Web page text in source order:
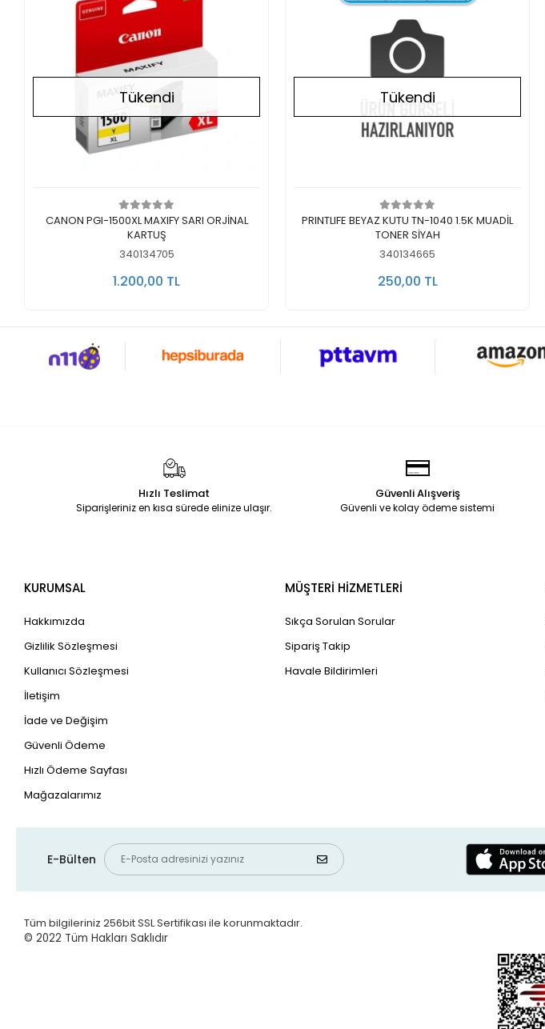
Stokta Yok
Tükendi
CANON PGI-1500XL MAXIFY SARI ORJİNAL
KARTUŞ
340134705
1.200,00 TL
Stokta Yok
Tükendi
PRINTLIFE BEYAZ KUTU TN-1040 1.5K MUADİL
TONER SİYAH
340134665
250,00 TL
Hızlı Teslimat
Siparişleriniz en kısa sürede elinize ulaşır.
Güvenli Alışveriş
Güvenli ve kolay ödeme sistemi
KURUMSAL
Hakkımızda
Gizlilik Sözleşmesi
Kullanıcı Sözleşmesi
İletişim
İade ve Değişim
Güvenli Ödeme
Hızlı Ödeme Sayfası
Mağazalarımız
MÜŞTERİ HİZMETLERİ
Sıkça Sorulan Sorular
Sipariş Takip
Havale Bildirimleri
E-Bülten
Tüm bilgileriniz 256bit SSL Sertifikası ile korunmaktadır.
© 2022 Tüm Hakları Saklıdır